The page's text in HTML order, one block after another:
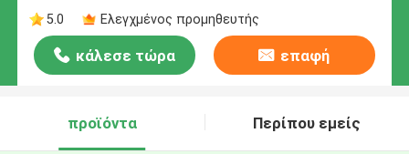
5.0
Ελεγχμένος προμηθευτής
κάλεσε τώρα επαφή
προϊόντα Περίπου εμείς